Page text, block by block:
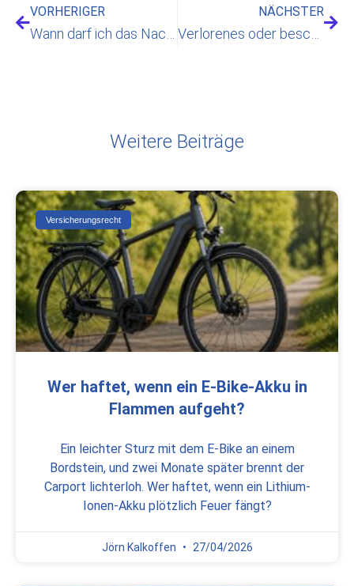
VORHERIGER
Wann darf ich das Nachbargrundstück bei Bauarbeiten mitnutzen?
NÄCHSTER
Verlorenes oder beschädigtes Fluggepäck
Weitere Beiträge
Versicherungsrecht
Wer haftet, wenn ein E-Bike-Akku in
Flammen aufgeht?
Ein leichter Sturz mit dem E-Bike an einem
Bordstein, und zwei Monate später brennt der
Carport lichterloh. Wer haftet, wenn ein Lithium-
Ionen-Akku plötzlich Feuer fängt?
Jörn Kalkoffen 27/04/2026